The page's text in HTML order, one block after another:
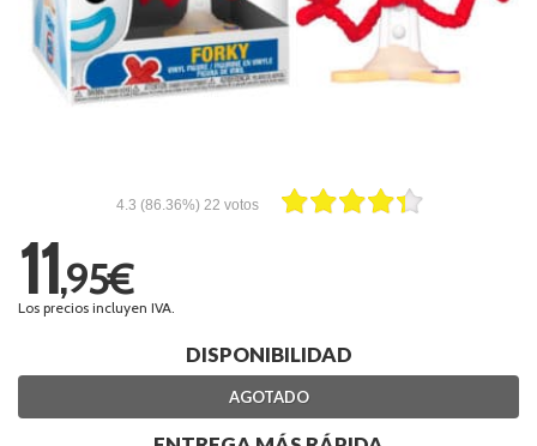
4.3 (86.36%) 22 votos
11,95€
Los precios incluyen IVA.
DISPONIBILIDAD
AGOTADO